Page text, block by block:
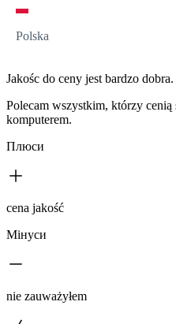
Polska
Jakośc do ceny jest bardzo
Polecam wszystkim, którzy
komputerem.
Плюси
cena jakość
Мінуси
nie zauważyłem